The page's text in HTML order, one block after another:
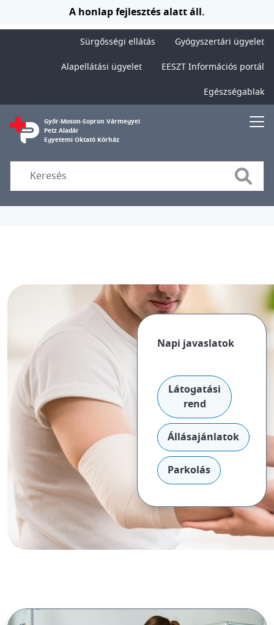
Ugrás a tartalomraA honlap fejlesztés alatt áll.
Sürgősségi ellátás
Gyógyszertári ügyelet
Alapellátási ügyelet
EESZT Információs portál
Egészségablak
Győr-Moson-Sopron Vármegyei
Petz Aladár
Egyetemi Oktató Kórház
Search
Napi javaslatok
Látogatási
rend
Állásajánlatok
Parkolás